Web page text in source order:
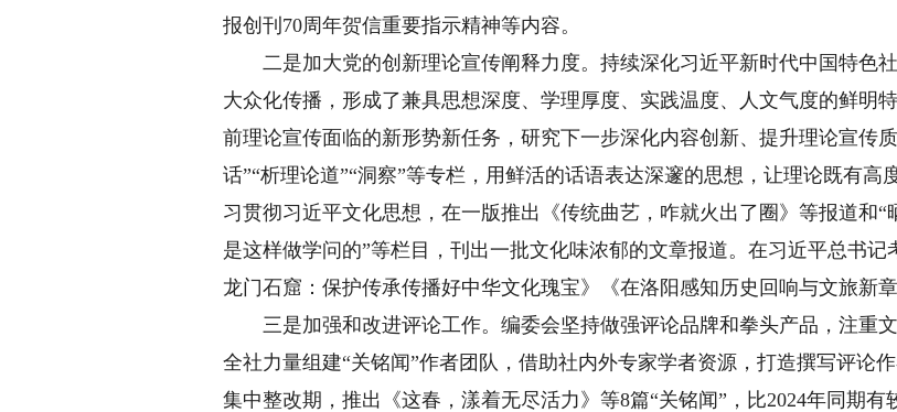
报创刊70周年贺信重要指示精神等内容。
二是加大党的创新理论宣传阐释力度。持续深化习近平新时代中国特色社
大众化传播，形成了兼具思想深度、学理厚度、实践温度、人文气度的鲜明
前理论宣传面临的新形势新任务，研究下一步深化内容创新、提升理论宣传
话”“析理论道”“洞察”等专栏，用鲜活的话语表达深邃的思想，让理论既有
习贯彻习近平文化思想，在一版推出《传统曲艺，咋就火出了圈》等报道和
是这样做学问的”等栏目，刊出一批文化味浓郁的文章报道。在习近平总书记
龙门石窟：保护传承传播好中华文化瑰宝》《在洛阳感知历史回响与文旅新章
三是加强和改进评论工作。编委会坚持做强评论品牌和拳头产品，注重
全社力量组建“关铭闻”作者团队，借助社内外专家学者资源，打造撰写评论
集中整改期，推出《这春，漾着无尽活力》等8篇“关铭闻”，比2024年同期